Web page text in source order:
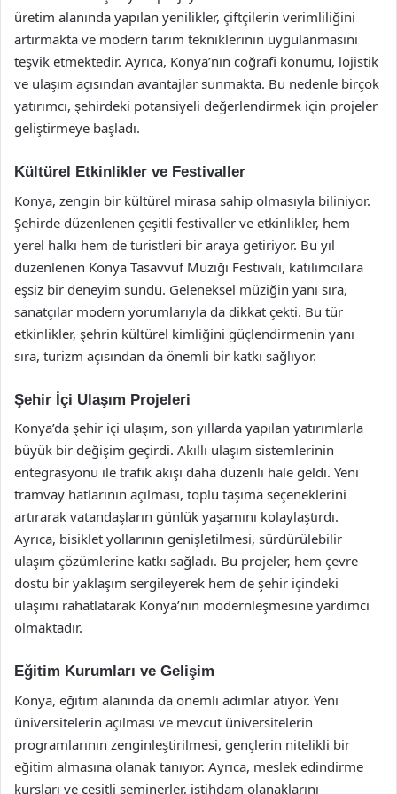
üretim alanında yapılan yenilikler, çiftçilerin verimliliğini
artırmakta ve modern tarım tekniklerinin uygulanmasını
teşvik etmektedir. Ayrıca, Konya’nın coğrafi konumu, lojistik
ve ulaşım açısından avantajlar sunmakta. Bu nedenle birçok
yatırımcı, şehirdeki potansiyeli değerlendirmek için projeler
geliştirmeye başladı.
Kültürel Etkinlikler ve Festivaller
Konya, zengin bir kültürel mirasa sahip olmasıyla biliniyor.
Şehirde düzenlenen çeşitli festivaller ve etkinlikler, hem
yerel halkı hem de turistleri bir araya getiriyor. Bu yıl
düzenlenen Konya Tasavvuf Müziği Festivali, katılımcılara
eşsiz bir deneyim sundu. Geleneksel müziğin yanı sıra,
sanatçılar modern yorumlarıyla da dikkat çekti. Bu tür
etkinlikler, şehrin kültürel kimliğini güçlendirmenin yanı
sıra, turizm açısından da önemli bir katkı sağlıyor.
Şehir İçi Ulaşım Projeleri
Konya’da şehir içi ulaşım, son yıllarda yapılan yatırımlarla
büyük bir değişim geçirdi. Akıllı ulaşım sistemlerinin
entegrasyonu ile trafik akışı daha düzenli hale geldi. Yeni
tramvay hatlarının açılması, toplu taşıma seçeneklerini
artırarak vatandaşların günlük yaşamını kolaylaştırdı.
Ayrıca, bisiklet yollarının genişletilmesi, sürdürülebilir
ulaşım çözümlerine katkı sağladı. Bu projeler, hem çevre
dostu bir yaklaşım sergileyerek hem de şehir içindeki
ulaşımı rahatlatarak Konya’nın modernleşmesine yardımcı
olmaktadır.
Eğitim Kurumları ve Gelişim
Konya, eğitim alanında da önemli adımlar atıyor. Yeni
üniversitelerin açılması ve mevcut üniversitelerin
programlarının zenginleştirilmesi, gençlerin nitelikli bir
eğitim almasına olanak tanıyor. Ayrıca, meslek edindirme
kursları ve çeşitli seminerler, istihdam olanaklarını